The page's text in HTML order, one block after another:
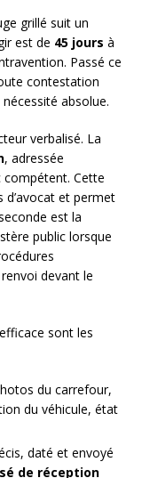
grillé suit un
est de 45 jours à
Passé ce
contestation
absolue.
verbalisé. La
, adressée
compétent. Cette
d’avocat et permet
est la
public lorsque
devant le
sont les
du carrefour,
du véhicule, état
daté et envoyé
de réception